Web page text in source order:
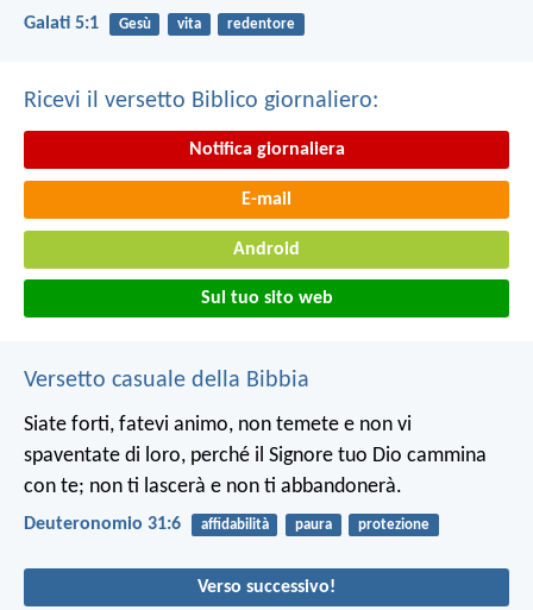
Galati 5:1 Gesù vita redentore
Ricevi il versetto Biblico giornaliero:
Notifica giornaliera
E-mail
Android
Sul tuo sito web
Versetto casuale della Bibbia
Siate forti, fatevi animo, non temete e non vi
spaventate di loro, perché il Signore tuo Dio cammina
con te; non ti lascerà e non ti abbandonerà.
Deuteronomio 31:6 affidabilità paura protezione
Verso successivo!